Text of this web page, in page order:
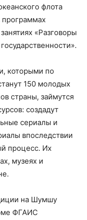
флота
«Разговоры
которыми по
150 молодых
страны, займутся
создадут
сериалы и
впоследствии
процесс. Их
музеях и
на Шумшу
ФГАИС